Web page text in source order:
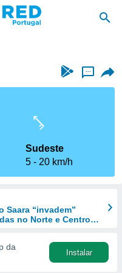
...
Sudeste
5
20 km/h
Saara “invadem”
no Norte e Centro
da
Instalar